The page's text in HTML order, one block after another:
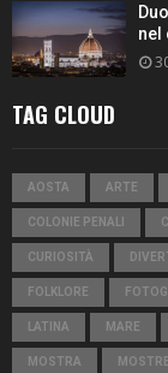
nel
TAG CLOUD
AOSTA ARTE
COLONIE PENALI
CURIOSITÀ
FOLKLORE
LATINA MARE
MOSTRA MOSTRE